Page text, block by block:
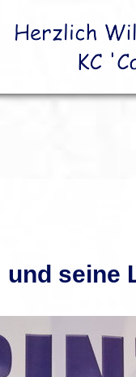
und seine